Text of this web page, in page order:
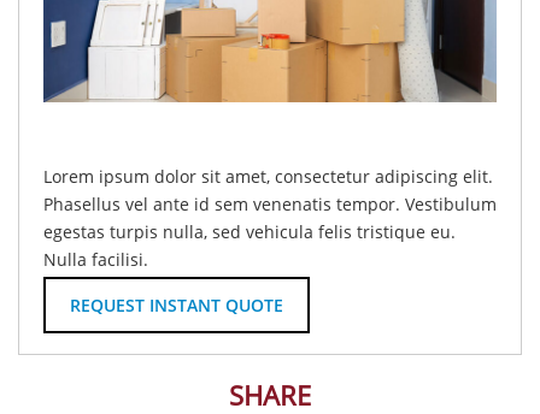
Lorem ipsum dolor sit amet, consectetur adipiscing elit.
Phasellus vel ante id sem venenatis tempor. Vestibulum
egestas turpis nulla, sed vehicula felis tristique eu.
Nulla facilisi.
REQUEST INSTANT QUOTE
SHARE